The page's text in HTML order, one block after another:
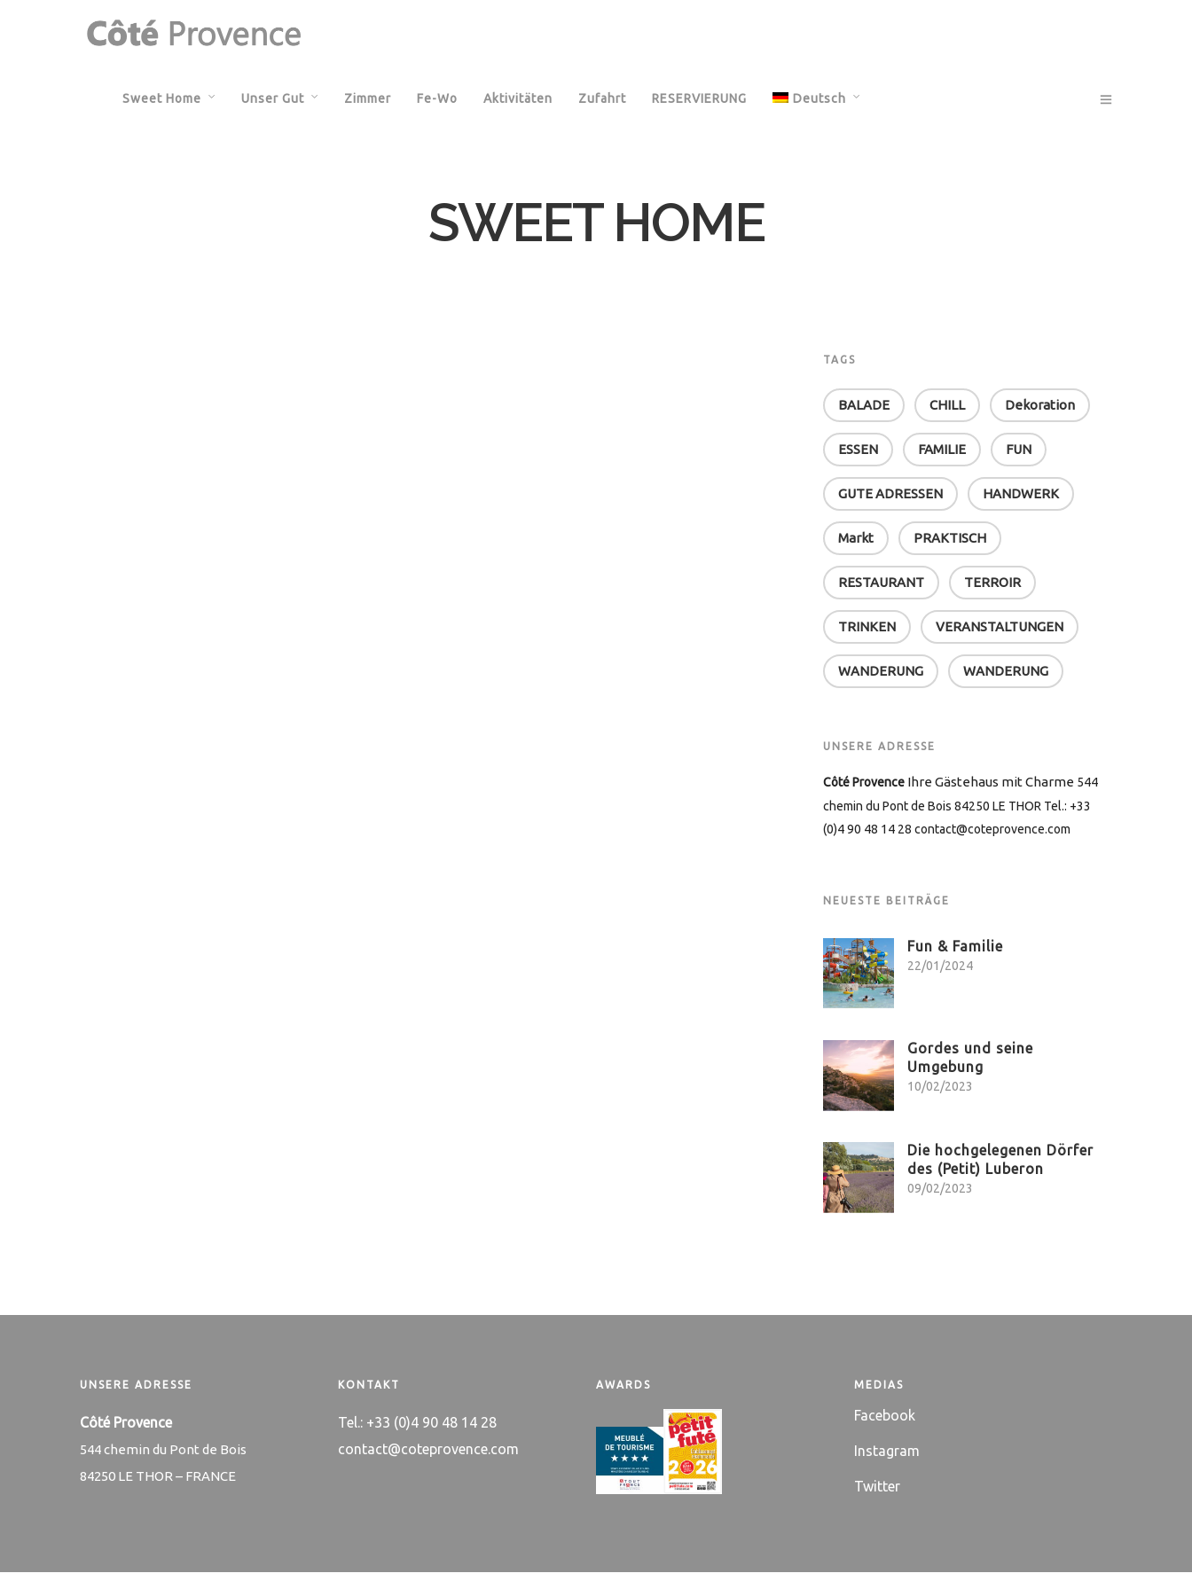
Sweet Home Unser Gut Zimmer Fe-Wo Aktivitäten Zufahrt RESERVIERUNG
Deutsch
SWEET HOME
TAGS
BALADE CHILL Dekoration
ESSEN FAMILIE FUN
GUTE ADRESSEN HANDWERK
Markt PRAKTISCH
RESTAURANT TERROIR
TRINKEN VERANSTALTUNGEN
WANDERUNG WANDERUNG
UNSERE ADRESSE
Côté Provence Ihre Gästehaus mit Charme 544
chemin du Pont de Bois 84250 LE THOR Tel.: +33
(0)4 90 48 14 28 contact@coteprovence.com
NEUESTE BEITRÄGE
Fun & Familie
22/01/2024
Gordes und seine
Umgebung
10/02/2023
Die hochgelegenen Dörfer
des (Petit) Luberon
09/02/2023
UNSERE ADRESSE
Côté Provence
544 chemin du Pont de Bois
84250 LE THOR – FRANCE
KONTAKT
Tel.: +33 (0)4 90 48 14 28
contact@coteprovence.com
AWARDS MEDIAS
Facebook
Instagram
Twitter